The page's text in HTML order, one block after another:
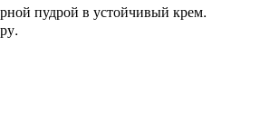
пудрой в устойчивый крем.